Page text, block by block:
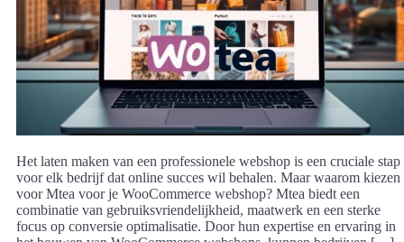
Het laten maken van een professionele webshop is een cruciale stap
voor elk bedrijf dat online succes wil behalen. Maar waarom kiezen
voor Mtea voor je WooCommerce webshop? Mtea biedt een
combinatie van gebruiksvriendelijkheid, maatwerk en een sterke
focus op conversie optimalisatie. Door hun expertise en ervaring in